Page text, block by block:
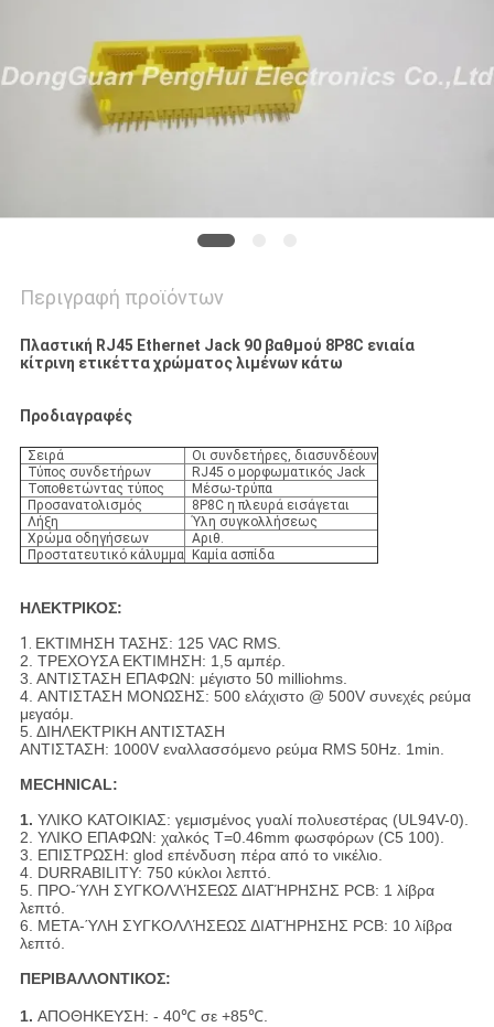
Περιγραφή προϊόντων
Πλαστική RJ45 Ethernet Jack 90 βαθμού 8P8C ενιαία
κίτρινη ετικέττα χρώματος λιμένων κάτω
Προδιαγραφές
Σειρά
Οι συνδετήρες, διασυνδέουν
Τύπος συνδετήρων
RJ45 ο μορφωματικός Jack
Τοποθετώντας τύπος
Μέσω-τρύπα
Προσανατολισμός
8P8C η πλευρά εισάγεται
Λήξη
Ύλη συγκολλήσεως
Χρώμα οδηγήσεων
Αριθ.
Προστατευτικό κάλυμμα Καμία ασπίδα
ΗΛΕΚΤΡΙΚΟΣ:
1. ΕΚΤΙΜΗΣΗ ΤΑΣΗΣ: 125 VAC RMS.
2. ΤΡΕΧΟΥΣΑ ΕΚΤΙΜΗΣΗ: 1,5 αμπέρ.
3. ΑΝΤΙΣΤΑΣΗ ΕΠΑΦΩΝ: μέγιστο 50 milliohms.
4. ΑΝΤΙΣΤΑΣΗ ΜΟΝΩΣΗΣ: 500 ελάχιστο @ 500V συνεχές ρεύμα
μεγαόμ.
5. ΔΙΗΛΕΚΤΡΙΚΗ ΑΝΤΙΣΤΑΣΗ
ΑΝΤΙΣΤΑΣΗ: 1000V εναλλασσόμενο ρεύμα RMS 50Hz. 1min.
MECHNICAL:
1. ΥΛΙΚΟ ΚΑΤΟΙΚΙΑΣ: γεμισμένος γυαλί πολυεστέρας (UL94V-0).
2. ΥΛΙΚΟ ΕΠΑΦΩΝ: χαλκός T=0.46mm φωσφόρων (C5 100).
3. ΕΠΙΣΤΡΩΣΗ: glod επένδυση πέρα από το νικέλιο.
4. DURRABILITY: 750 κύκλοι λεπτό.
5. ΠΡΟ-ΎΛΗ ΣΥΓΚΟΛΛΉΣΕΩΣ ΔΙΑΤΉΡΗΣΗΣ PCB: 1 λίβρα
λεπτό.
6. ΜΕΤΑ-ΎΛΗ ΣΥΓΚΟΛΛΉΣΕΩΣ ΔΙΑΤΉΡΗΣΗΣ PCB: 10 λίβρα
λεπτό.
ΠΕΡΙΒΑΛΛΟΝΤΙΚΟΣ:
1. ΑΠΟΘΗΚΕΥΣΗ: - 40℃ σε +85℃.